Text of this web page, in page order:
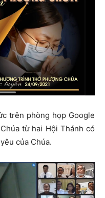
trên phòng họp Google
từ hai Hội Thánh có
của Chúa.